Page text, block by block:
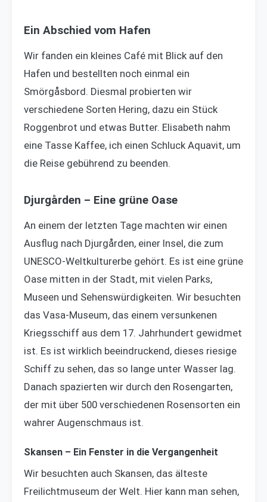
Ein Abschied vom Hafen
Wir fanden ein kleines Café mit Blick auf den
Hafen und bestellten noch einmal ein
Smörgåsbord. Diesmal probierten wir
verschiedene Sorten Hering, dazu ein Stück
Roggenbrot und etwas Butter. Elisabeth nahm
eine Tasse Kaffee, ich einen Schluck Aquavit, um
die Reise gebührend zu beenden.
Djurgården – Eine grüne Oase
An einem der letzten Tage machten wir einen
Ausflug nach Djurgården, einer Insel, die zum
UNESCO-Weltkulturerbe gehört. Es ist eine grüne
Oase mitten in der Stadt, mit vielen Parks,
Museen und Sehenswürdigkeiten. Wir besuchten
das Vasa-Museum, das einem versunkenen
Kriegsschiff aus dem 17. Jahrhundert gewidmet
ist. Es ist wirklich beeindruckend, dieses riesige
Schiff zu sehen, das so lange unter Wasser lag.
Danach spazierten wir durch den Rosengarten,
der mit über 500 verschiedenen Rosensorten ein
wahrer Augenschmaus ist.
Skansen – Ein Fenster in die Vergangenheit
Wir besuchten auch Skansen, das älteste
Freilichtmuseum der Welt. Hier kann man sehen,